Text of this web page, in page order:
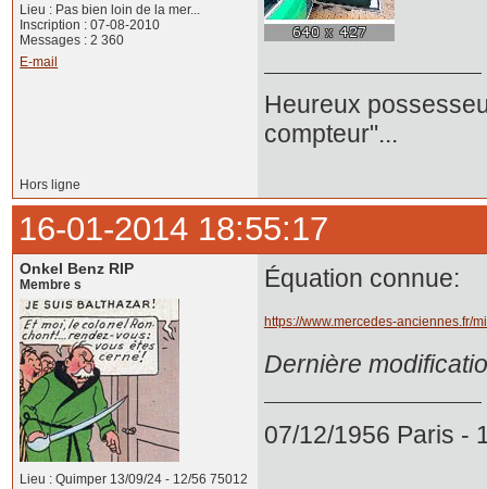
Lieu : Pas bien loin de la mer...
Inscription : 07-08-2010
Messages : 2 360
E-mail
Heureux
compteur"...
Hors ligne
16-01-2014 18:55:17
Onkel Benz RIP
Membre s
Lieu : Quimper 13/09/24 - 12/56 75012
Équation connue:
https://www.mercedes-anciennes.fr/
Dernière
07/12/1956 Paris -